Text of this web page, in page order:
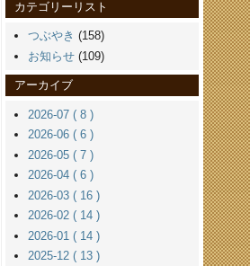
カテゴリーリスト
つぶやき (158)
お知らせ (109)
アーカイブ
2026-07 ( 8 )
2026-06 ( 6 )
2026-05 ( 7 )
2026-04 ( 6 )
2026-03 ( 16 )
2026-02 ( 14 )
2026-01 ( 14 )
2025-12 ( 13 )